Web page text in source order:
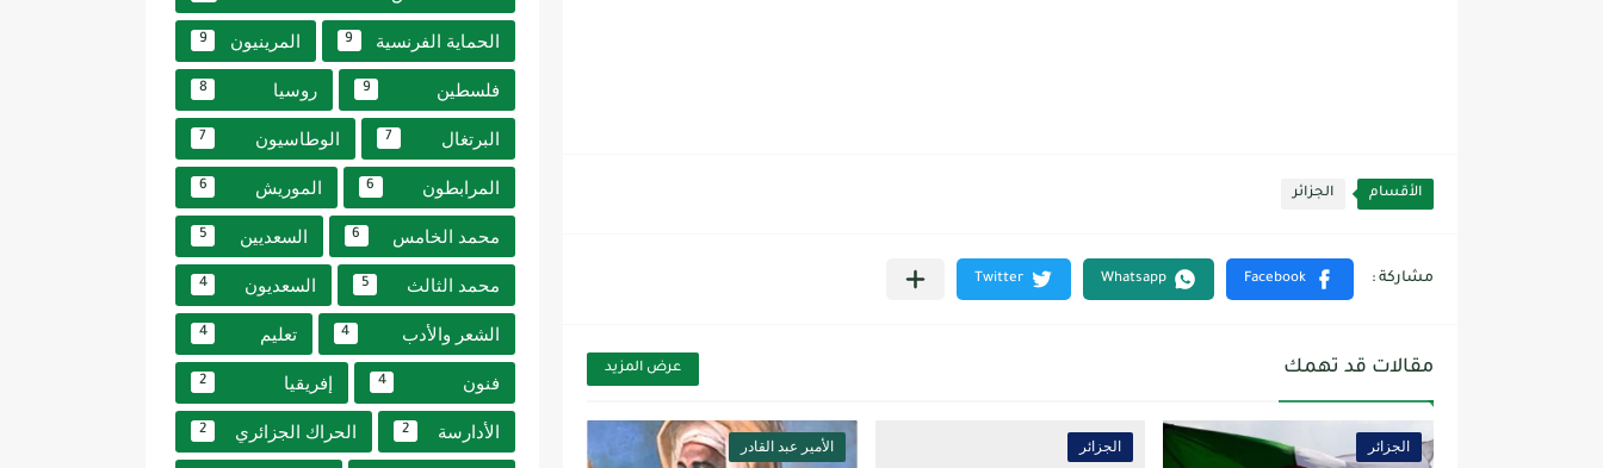
الأقسام الجزائر
مقالات قد تهمك عرض المزيد
الجزائر الجزائر الأمير عبد القادر
الحماية الفرنسية 9 المرينيون 9
فلسطين 9 روسيا 8
البرتغال 7 الوطاسيون 7
المرابطون 6 الموريش 6
محمد الخامس 6 السعديين 5
محمد الثالث 5 السعديون 4
الشعر والأدب 4 تعليم 4
فنون 4 إفريقيا 2
الأدارسة 2 الحراك الجزائري 2